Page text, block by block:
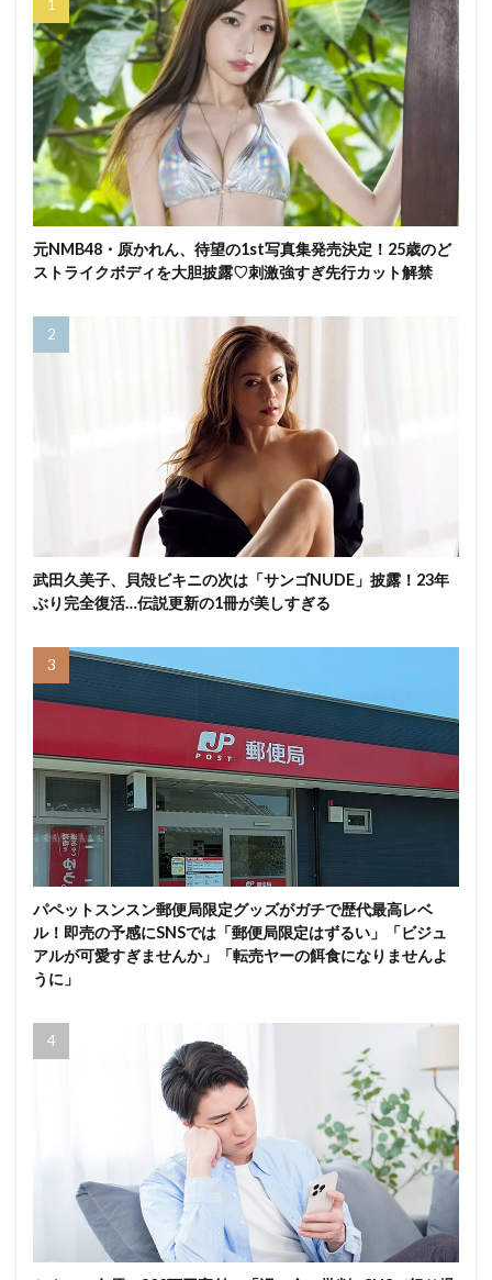
元NMB48・原かれん、待望の1st写真集発売決定！25歳のど
ストライクボディを大胆披露♡刺激強すぎ先行カット解禁
武田久美子、貝殻ビキニの次は「サンゴNUDE」披露！23年
ぶり完全復活…伝説更新の1冊が美しすぎる
パペットスンスン郵便局限定グッズがガチで歴代最高レベ
ル！即売の予感にSNSでは「郵便局限定はずるい」「ビジュ
アルが可愛すぎませんか」「転売ヤーの餌食になりませんよ
うに」